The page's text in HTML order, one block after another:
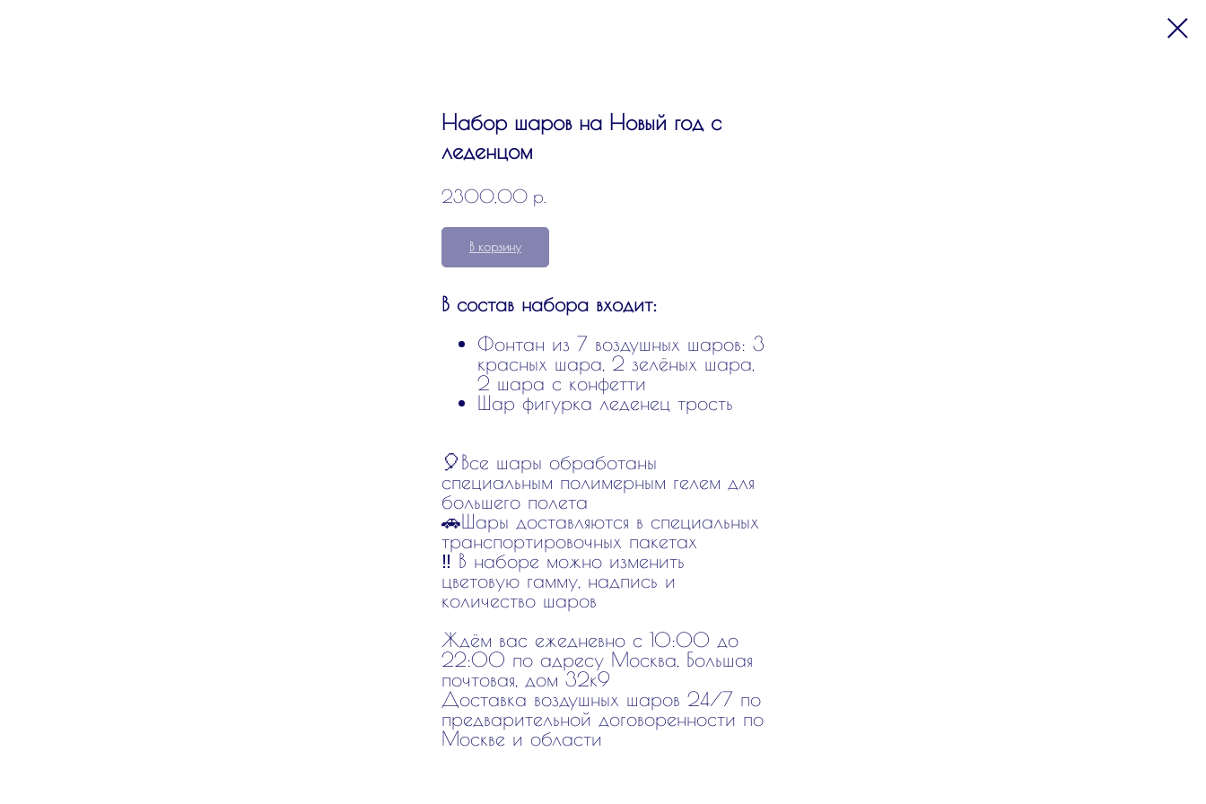
Набор шаров на Новый год с
леденцом
2300,00 р.
В корзину
В состав набора входит:
Фонтан из 7 воздушных шаров: 3
красных шара, 2 зелёных шара,
2 шара с конфетти
Шар фигурка леденец трость
🎈Все шары обработаны
специальным полимерным гелем для
большего полета
🚗Шары доставляются в специальных
транспортировочных пакетах
‼️ В наборе можно изменить
цветовую гамму, надпись и
количество шаров
Ждём вас ежедневно с 10:00 до
22:00 по адресу Москва, Большая
почтовая, дом 32к9
Доставка воздушных шаров 24/7 по
предварительной договоренности по
Москве и области